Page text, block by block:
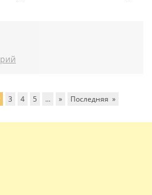
3 4 5 ... » Последняя »